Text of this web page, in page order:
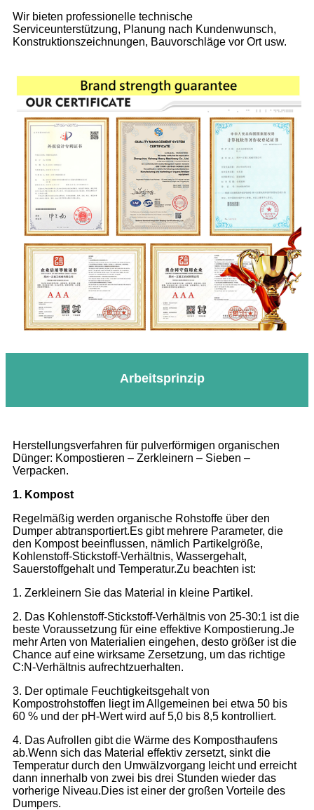
Wir bieten professionelle technische
Serviceunterstützung, Planung nach Kundenwunsch,
Konstruktionszeichnungen, Bauvorschläge vor Ort usw.
Arbeitsprinzip
Herstellungsverfahren für pulverförmigen organischen
Dünger: Kompostieren – Zerkleinern – Sieben –
Verpacken.
1. Kompost
Regelmäßig werden organische Rohstoffe über den
Dumper abtransportiert.Es gibt mehrere Parameter, die
den Kompost beeinflussen, nämlich Partikelgröße,
Kohlenstoff-Stickstoff-Verhältnis, Wassergehalt,
Sauerstoffgehalt und Temperatur.Zu beachten ist:
1. Zerkleinern Sie das Material in kleine Partikel.
2. Das Kohlenstoff-Stickstoff-Verhältnis von 25-30:1 ist die
beste Voraussetzung für eine effektive Kompostierung.Je
mehr Arten von Materialien eingehen, desto größer ist die
Chance auf eine wirksame Zersetzung, um das richtige
C:N-Verhältnis aufrechtzuerhalten.
3. Der optimale Feuchtigkeitsgehalt von
Kompostrohstoffen liegt im Allgemeinen bei etwa 50 bis
60 % und der pH-Wert wird auf 5,0 bis 8,5 kontrolliert.
4. Das Aufrollen gibt die Wärme des Komposthaufens
ab.Wenn sich das Material effektiv zersetzt, sinkt die
Temperatur durch den Umwälzvorgang leicht und erreicht
dann innerhalb von zwei bis drei Stunden wieder das
vorherige Niveau.Dies ist einer der großen Vorteile des
Dumpers.